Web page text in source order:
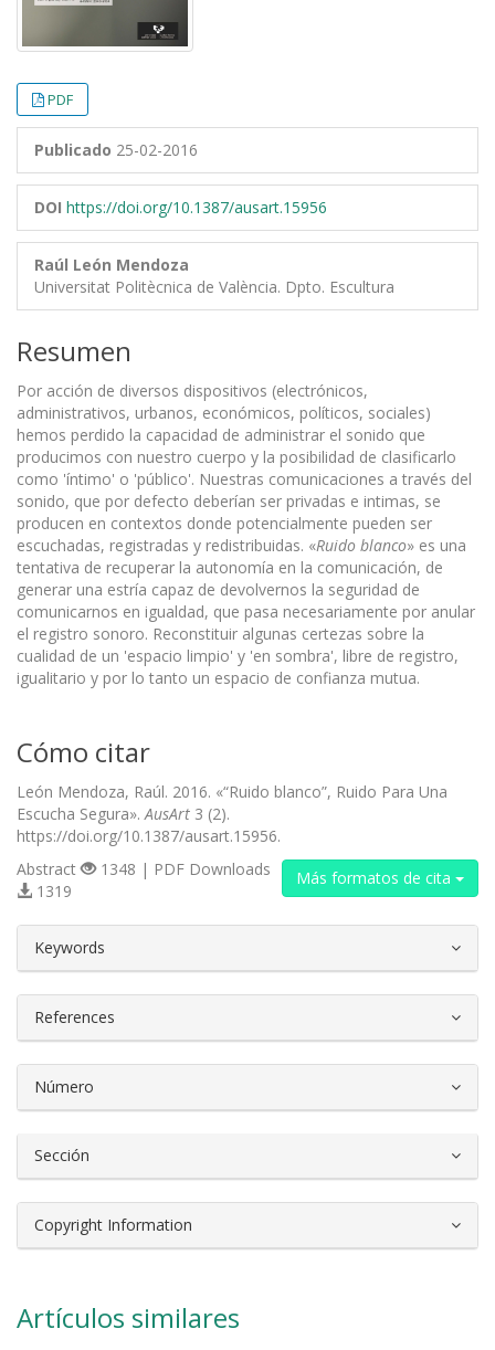
PDF
Publicado 25-02-2016
DOI https://doi.org/10.1387/ausart.15956
Raúl León Mendoza
Universitat Politècnica de València. Dpto. Escultura
Resumen
Por acción de diversos dispositivos (electrónicos,
administrativos, urbanos, económicos, políticos, sociales)
hemos perdido la capacidad de administrar el sonido que
producimos con nuestro cuerpo y la posibilidad de clasificarlo
como 'íntimo' o 'público'. Nuestras comunicaciones a través del
sonido, que por defecto deberían ser privadas e intimas, se
producen en contextos donde potencialmente pueden ser
escuchadas, registradas y redistribuidas. «Ruido blanco» es una
tentativa de recuperar la autonomía en la comunicación, de
generar una estría capaz de devolvernos la seguridad de
comunicarnos en igualdad, que pasa necesariamente por anular
el registro sonoro. Reconstituir algunas certezas sobre la
cualidad de un 'espacio limpio' y 'en sombra', libre de registro,
igualitario y por lo tanto un espacio de confianza mutua.
Cómo citar
León Mendoza, Raúl. 2016. «“Ruido blanco”, Ruido Para Una
Escucha Segura». AusArt 3 (2).
https://doi.org/10.1387/ausart.15956.
Más formatos de cita
Abstract
1348 | PDF Downloads
1319
Keywords
References
Número
Sección
Copyright Information
Artículos similares